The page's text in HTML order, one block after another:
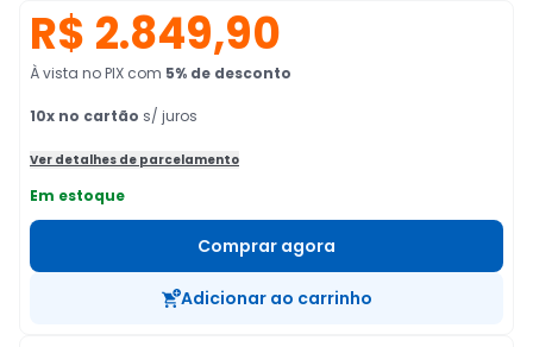
R$ 2.849,90
À vista no PIX com 5% de desconto
10x no cartão s/ juros
Ver detalhes de parcelamento
Em estoque
Comprar agora
Adicionar ao carrinho